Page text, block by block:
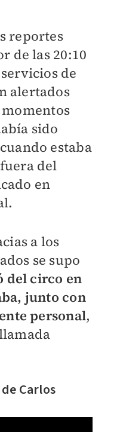
reportes
de las 20:10
de
alertados
sido
estaba
del
en
a los
se supo
del circo en
junto con
personal,
Carlos